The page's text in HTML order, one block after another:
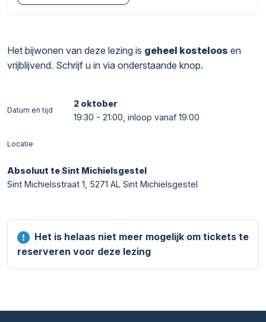
Het bijwonen van deze lezing is geheel kosteloos en
vrijblijvend. Schrijf u in via onderstaande knop.
Datum en tijd
2 oktober
19:30 - 21:00, inloop vanaf 19:00
Locatie
Absoluut te Sint Michielsgestel
Sint Michielsstraat 1, 5271 AL Sint Michielsgestel
Het is helaas niet meer mogelijk om tickets te
reserveren voor deze lezing